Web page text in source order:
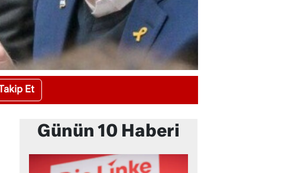
Takip Et
Günün 10 Haberi